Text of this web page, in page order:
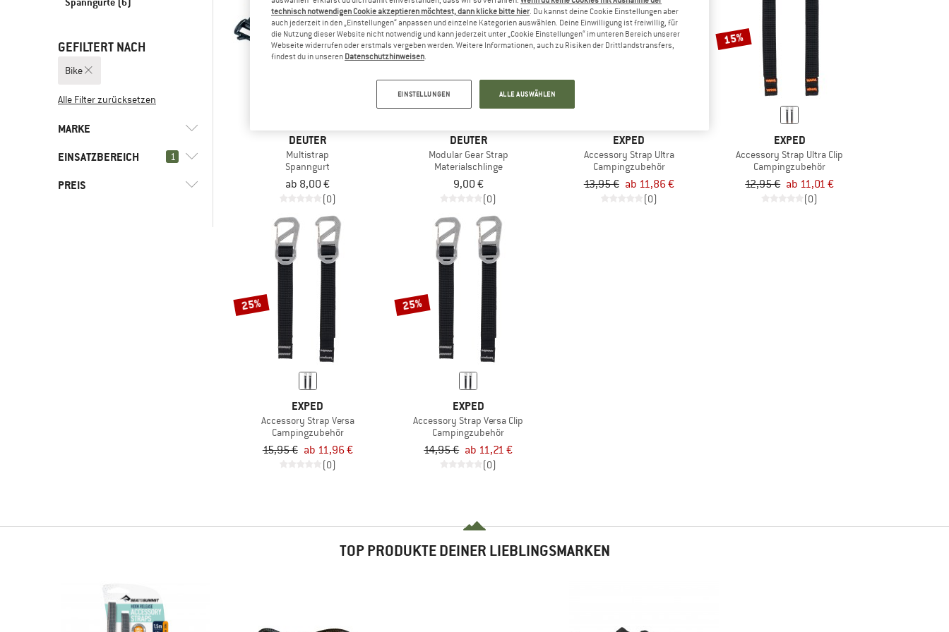
GEFILTERT NACH
Bike
Alle Filter zurücksetzen
MARKE
EINSATZBEREICH 1
Bike
PREIS
DEUTER
Multistrap
Spanngurt
ab 8,00 €
(0)
DEUTER
Modular Gear Strap
Materialschlinge
9,00 €
(0)
15%
EXPED
Accessory Strap Ultra
Campingzubehör
13,95 € ab 11,86 €
(0)
15%
EXPED
Accessory Strap Ultra Clip
Campingzubehör
12,95 € ab 11,01 €
(0)
25%
EXPED
Accessory Strap Versa
Campingzubehör
15,95 € ab 11,96 €
(0)
25%
EXPED
Accessory Strap Versa Clip
Campingzubehör
14,95 € ab 11,21 €
(0)
TOP PRODUKTE DEINER LIEBLINGSMARKEN
technisch notwendigen Cookie akzeptieren möchtest, dann klicke bitte hier . Du kannst deine Cookie Einstellungen aber
auch jederzeit in den „Einstellungen“ anpassen und einzelne Kategorien auswählen. Deine Einwilligung ist freiwillig, für
die Nutzung dieser Website nicht notwendig und kann jederzeit unter „Cookie Einstellungen“ im unteren Bereich unserer
Webseite widerrufen oder erstmals vergeben werden. Weitere Informationen, auch zu Risiken der Drittlandstransfers,
findest du in unseren Datenschutzhinweisen
EINSTELLUNGEN ALLE AUSWÄHLEN